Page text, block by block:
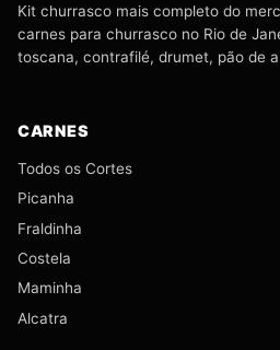
Kit churrasco mais completo do
carnes para churrasco no Rio de
toscana, contrafilé, drumet, pão de
CARNES
Todos os Cortes
Picanha
Fraldinha
Costela
Maminha
Alcatra